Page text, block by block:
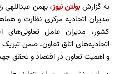
به گزارشبولتن نیوز، بهمن
مدیران اتحادیه مرکزی نظارت و
کشور، مدیران عامل تعاونی‌های
اتحادیه‌های اتاق تعاون، ضمن
و اهمیت تعاون در اقتصاد و تحقق